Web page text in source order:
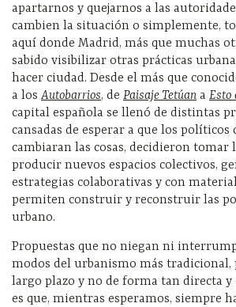
apartarnos y quejarnos a las
cambien la situación o simplemente,
aquí donde Madrid, más que muchas
sabido visibilizar otras prácticas
hacer ciudad. Desde el más que
a losAutobarrios, de Paisaje Tetúan a Esto
capital española se llenó de distintas
cansadas de esperar a que los políticos
cambiaran las cosas, decidieron tomar
producir nuevos espacios colectivos,
estrategias colaborativas y con
permiten construir y reconstruir las
urbano.
Propuestas que no niegan ni
modos del urbanismo más tradicional,
largo plazo y no de forma tan directa y
es que, mientras esperamos, siempre